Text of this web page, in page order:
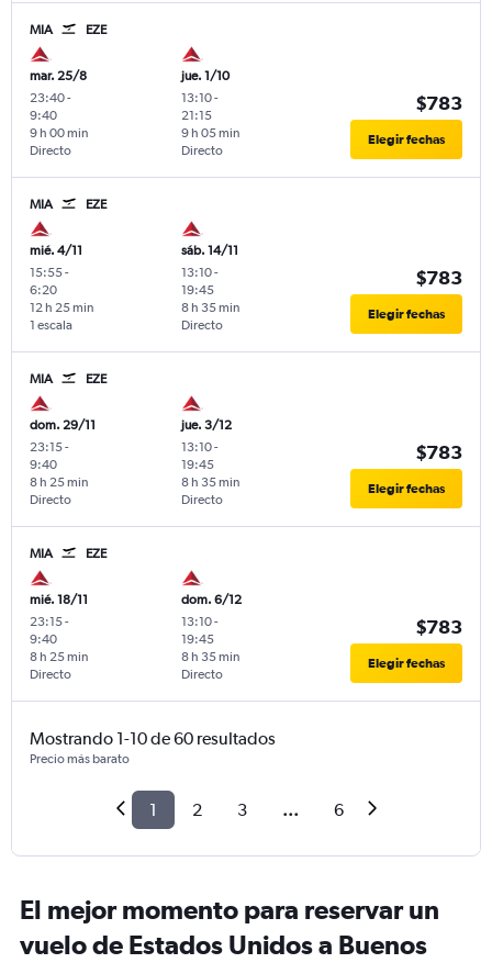
MIA EZE
mar. 25/8
23:40-
9:40
Directo
9 h 00 min
jue. 1/10
13:10-
21:15
Directo
9 h 05 min
$783
Elegir fechas
MIA EZE
mié. 4/11
15:55-
6:20
1 escala
12 h 25 min
sáb. 14/11
13:10-
19:45
Directo
8 h 35 min
$783
Elegir fechas
MIA EZE
dom. 29/11
23:15-
9:40
Directo
8 h 25 min
jue. 3/12
13:10-
19:45
Directo
8 h 35 min
$783
Elegir fechas
MIA EZE
mié. 18/11
23:15-
9:40
Directo
8 h 25 min
dom. 6/12
13:10-
19:45
Directo
8 h 35 min
$783
Elegir fechas
Mostrando 1-10 de 60 resultados
Precio más barato
1 2 3 ... 6
El mejor momento para reservar un
vuelo de Estados Unidos a Buenos